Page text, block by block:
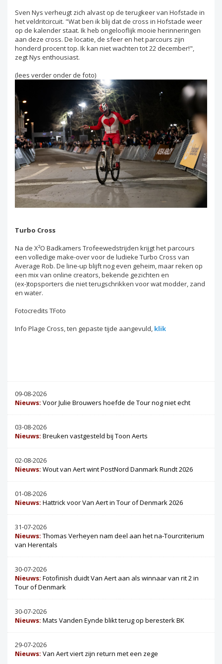
Sven Nys verheugt zich alvast op de terugkeer van Hofstade in
het veldritcircuit. "Wat ben ik blij dat de cross in Hofstade weer
op de kalender staat. Ik heb ongelooflijk mooie herinneringen
aan deze cross. De locatie, de sfeer en het parcours zijn
honderd procent top. Ik kan niet wachten tot 22 december!",
zegt Nys enthousiast.
(lees verder onder de foto)
Turbo Cross
Na de X²O Badkamers Trofeewedstrijden krijgt het parcours
een volledige make-over voor de ludieke Turbo Cross van
Average Rob. De line-up blijft nog even geheim, maar reken op
een mix van online creators, bekende gezichten en
(ex-)topsporters die niet terugschrikken voor wat modder, zand
en water.
Fotocredits TFoto
Info Plage Cross, ten gepaste tijde aangevuld, klik
09-08-2026
Nieuws: Voor Julie Brouwers hoefde de Tour nog niet echt
03-08-2026
Nieuws: Breuken vastgesteld bij Toon Aerts
02-08-2026
Nieuws: Wout van Aert wint PostNord Danmark Rundt 2026
01-08-2026
Nieuws: Hattrick voor Van Aert in Tour of Denmark 2026
31-07-2026
Nieuws: Thomas Verheyen nam deel aan het na-Tourcriterium
van Herentals
30-07-2026
Nieuws: Fotofinish duidt Van Aert aan als winnaar van rit 2 in
Tour of Denmark
30-07-2026
Nieuws: Mats Vanden Eynde blikt terug op beresterk BK
29-07-2026
Nieuws: Van Aert viert zijn return met een zege